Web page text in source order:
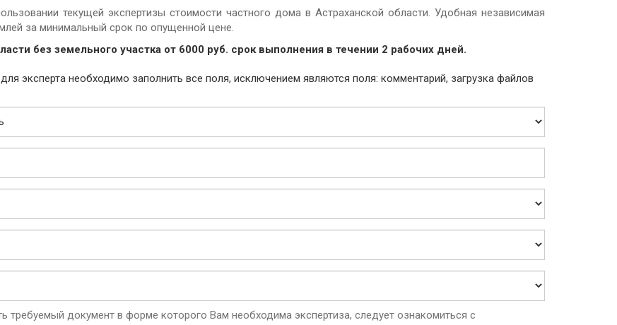
текущей экспертизы стоимости частного дома в Астраханской области. Удобная независимая
за минимальный срок по опущенной цене.
без земельного участка от 6000 руб. cрок выполнения в течении 2 рабочих дней.
заказать экспертизу дома для эксперта необходимо заполнить все поля, исключением являются поля: комментарий, загрузка файлов
требуемый документ в форме которого Вам необходима экспертиза, следует ознакомиться с